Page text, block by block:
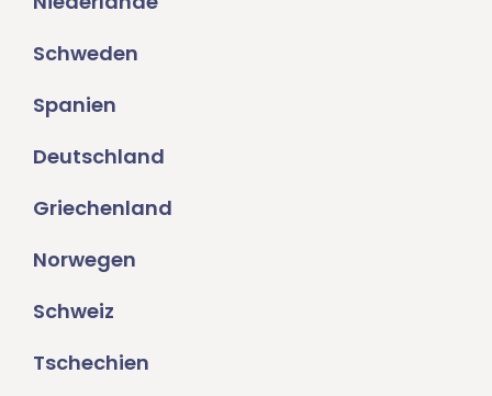
Schweden
Spanien
Deutschland
Griechenland
Norwegen
Schweiz
Tschechien